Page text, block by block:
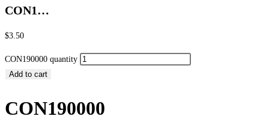
CON1…
$3.50
CON190000 quantity
Add to cart
CON190000